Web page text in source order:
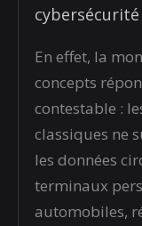
En effet, la
concepts
contestable :
classiques ne
les données
terminaux
automobiles,